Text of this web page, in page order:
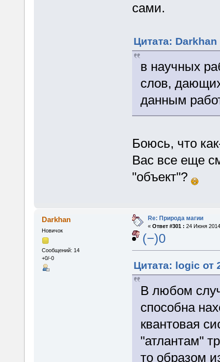
сами.
Цитата:
в научных
слов,
данным
Боюсь, что
Вас все еще
"объект"?
Darkhan
Новичок
Сообщений: 14
+0/-0
Re: Природа магии
« Ответ #301 : 24 Июня
(−)0
Цитата: logic от
В любом
способна
квантовая
"атлантам"
то образом